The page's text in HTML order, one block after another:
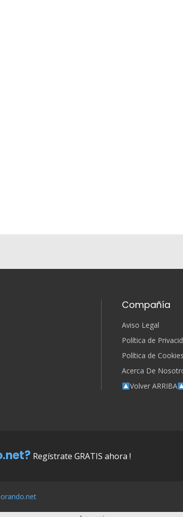
Compañía
Aviso Legal
Política de
Política de Cookies
Acerca De
Volver ARRIBA
Regístrate GRATIS ahora !